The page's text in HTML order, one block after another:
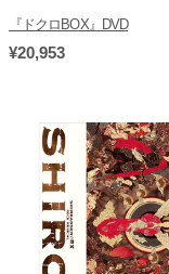
『ドクロBOX』DVD
¥20,953